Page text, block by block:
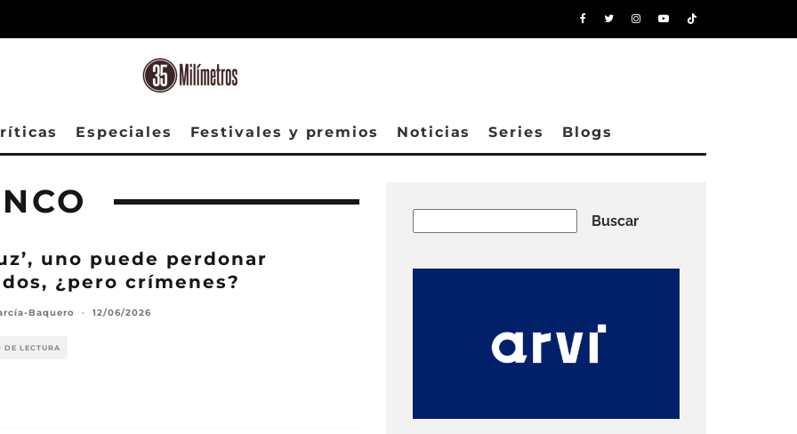
Especiales Festivales y premios Noticias Series Blogs
uno puede perdonar
¿pero crímenes?
Baquero · 12/06/2026
DE LECTURA
Buscar